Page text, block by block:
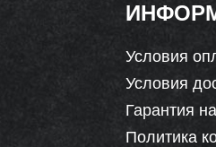
Условия
Условия
Гарантия
Политика